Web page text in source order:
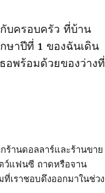
บครอบครัว ที่บ้าน
ษาปีที่ 1 ของฉันเดิน
อพร้อมด้วยของว่างที่
านดอลลาร์และร้านขาย
ว์แฟนซี ถาดหรือจาน
เราชอบดึงออกมาในช่วง